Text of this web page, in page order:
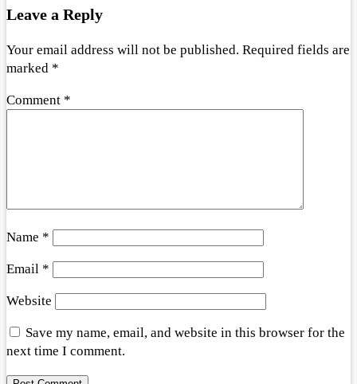
Leave a Reply
Your email address will not be published. Required fields are
marked *
Comment *
Name *
Email *
Website
Save my name, email, and website in this browser for the
next time I comment.